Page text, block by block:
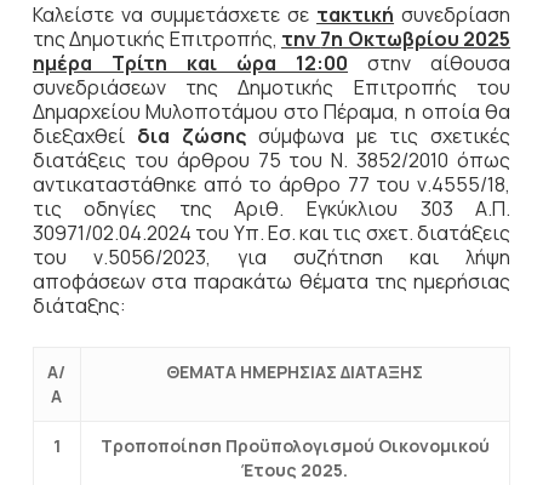
Καλείστε να συμμετάσχετε σε τακτική συνεδρίαση
της Δημοτικής Επιτροπής, την7η Οκτωβρίου 2025
ημέρα Τρίτη και ώρα 12:00
στην αίθουσα
συνεδριάσεων της Δημοτικής Επιτροπής του
Δημαρχείου Μυλοποτάμου στο Πέραμα, η οποία θα
διεξαχθεί δια ζώσης σύμφωνα με τις σχετικές
διατάξεις του άρθρου 75 του Ν. 3852/2010 όπως
αντικαταστάθηκε από το άρθρο 77 του ν.4555/18,
τις οδηγίες της Αριθ. Εγκύκλιου 303 Α.Π.
30971/02.04.2024 του Υπ. Εσ. και τις σχετ. διατάξεις
του ν.5056/2023, για συζήτηση και λήψη
αποφάσεων στα παρακάτω θέματα της ημερήσιας
διάταξης:
Α/
Α
ΘΕΜΑΤΑ ΗΜΕΡΗΣΙΑΣ ΔΙΑΤΑΞΗΣ
1
Τροποποίηση Προϋπολογισμού Οικονομικού
Έτους 2025.